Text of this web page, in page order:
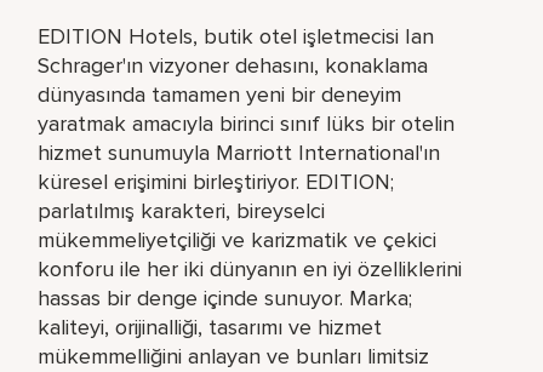
EDITION Hotels, butik otel işletmecisi Ian
Schrager'ın vizyoner dehasını, konaklama
dünyasında tamamen yeni bir deneyim
yaratmak amacıyla birinci sınıf lüks bir otelin
hizmet sunumuyla Marriott International'ın
küresel erişimini birleştiriyor. EDITION;
parlatılmış karakteri, bireyselci
mükemmeliyetçiliği ve karizmatik ve çekici
konforu ile her iki dünyanın en iyi özelliklerini
hassas bir denge içinde sunuyor. Marka;
kaliteyi, orijinalliği, tasarımı ve hizmet
mükemmelliğini anlayan ve bunları limitsiz